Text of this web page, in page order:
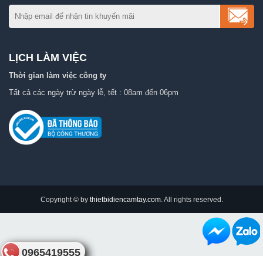
LỊCH LÀM VIỆC
Thời gian làm việc công ty
Tất cả các ngày trừ ngày lễ, tết : 08am đến 06pm
Copyright © by thietbidiencamtay.com. All rights reserved.
0965419555